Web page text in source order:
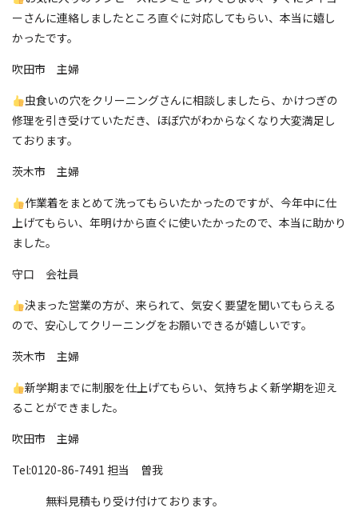
ーさんに連絡しましたところ直ぐに対応してもらい、本当に嬉し
かったです。
吹田市 主婦
虫食いの穴をクリーニングさんに相談しましたら、かけつぎの
修理を引き受けていただき、ほぼ穴がわからなくなり大変満足し
ております。
茨木市 主婦
作業着をまとめて洗ってもらいたかったのですが、今年中に仕
上げてもらい、年明けから直ぐに使いたかったので、本当に助かり
ました。
守口 会社員
決まった営業の方が、来られて、気安く要望を聞いてもらえる
ので、安心してクリーニングをお願いできるが嬉しいです。
茨木市 主婦
新学期までに制服を仕上げてもらい、気持ちよく新学期を迎え
ることができました。
吹田市 主婦
Tel:0120-86-7491 担当 曽我
無料見積もり受け付けております。